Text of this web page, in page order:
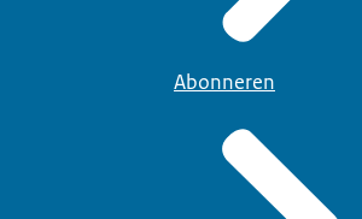
Abonneren